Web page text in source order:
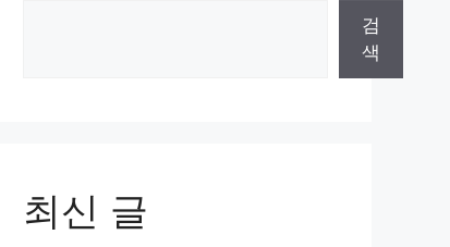
검
색
최신 글